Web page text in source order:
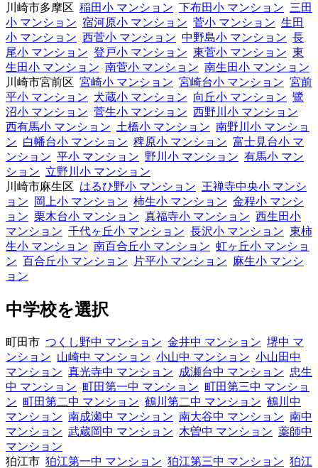
川崎市多摩区 稲田小 マンション 下布田小 マンション 三田
小 マンション 宿河原小 マンション 菅小 マンション 生田
小 マンション 西菅小 マンション 中野島小 マンション 長
尾小 マンション 登戸小 マンション 東菅小 マンション 東
生田小 マンション 南菅小 マンション 南生田小 マンション
川崎市宮前区 宮崎小 マンション 宮崎台小 マンション 宮前
平小 マンション 犬蔵小 マンション 向丘小 マンション 鷺
沼小 マンション 菅生小 マンション 西野川小 マンション
西有馬小 マンション 土橋小 マンション 南野川小 マンショ
ン 白幡台小 マンション 稗原小 マンション 富士見台小 マ
ンション 平小 マンション 野川小 マンション 有馬小 マン
ション 立野川小 マンション
川崎市麻生区 はるひ野小 マンション 王禅寺中央小 マンシ
ョン
岡上小 マンション 柿生小 マンション 金程小 マンシ
ョン 栗木台小 マンション 真福寺小 マンション 西生田小
マンション 千代ヶ丘小 マンション 長沢小 マンション 東柿
生小 マンション 南百合丘小 マンション 虹ヶ丘小 マンショ
ン 百合丘小 マンション 片平小 マンション 麻生小 マンシ
ョン
中学校を選択
町田市 つくし野中 マンション 金井中 マンション 堺中 マ
ンション 山崎中 マンション 小山中 マンション 小山田中
マンション 真光寺中 マンション 成瀬台中 マンション 忠生
中 マンション 町田第一中 マンション 町田第三中 マンショ
ン 町田第二中 マンション 鶴川第二中 マンション 鶴川中
マンション 南成瀬中 マンション 南大谷中 マンション 南中
マンション 武蔵岡中 マンション 木曽中 マンション 薬師中
マンション
狛江市 狛江第一中 マンション 狛江第三中 マンション 狛江